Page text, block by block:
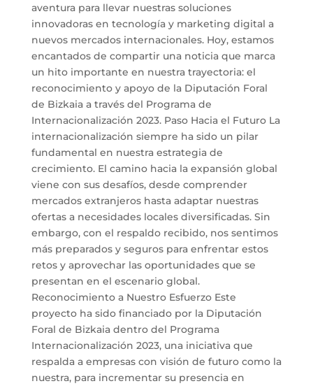
aventura para llevar nuestras soluciones
innovadoras en tecnología y marketing digital a
nuevos mercados internacionales. Hoy, estamos
encantados de compartir una noticia que marca
un hito importante en nuestra trayectoria: el
reconocimiento y apoyo de la Diputación Foral
de Bizkaia a través del Programa de
Internacionalización 2023. Paso Hacia el Futuro La
internacionalización siempre ha sido un pilar
fundamental en nuestra estrategia de
crecimiento. El camino hacia la expansión global
viene con sus desafíos, desde comprender
mercados extranjeros hasta adaptar nuestras
ofertas a necesidades locales diversificadas. Sin
embargo, con el respaldo recibido, nos sentimos
más preparados y seguros para enfrentar estos
retos y aprovechar las oportunidades que se
presentan en el escenario global.
Reconocimiento a Nuestro Esfuerzo Este
proyecto ha sido financiado por la Diputación
Foral de Bizkaia dentro del Programa
Internacionalización 2023, una iniciativa que
respalda a empresas con visión de futuro como la
nuestra, para incrementar su presencia en